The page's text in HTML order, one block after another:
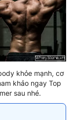
khỏe mạnh, cơ
khảo ngay Top
sau nhé.